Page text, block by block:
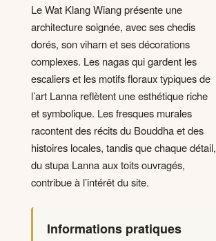
Le Wat Klang Wiang présente une
architecture soignée, avec ses chedis
dorés, son viharn et ses décorations
complexes. Les nagas qui gardent les
escaliers et les motifs floraux typiques de
l’art Lanna reflètent une esthétique riche
et symbolique. Les fresques murales
racontent des récits du Bouddha et des
histoires locales, tandis que chaque détail,
du stupa Lanna aux toits ouvragés,
contribue à l’intérêt du site.
Informations pratiques